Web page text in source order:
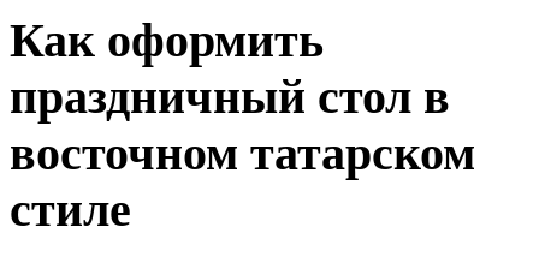
Как оформить
праздничный стол в
восточном татарском
стиле